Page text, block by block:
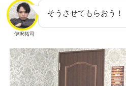
伊沢拓司
そうさせてもらおう！